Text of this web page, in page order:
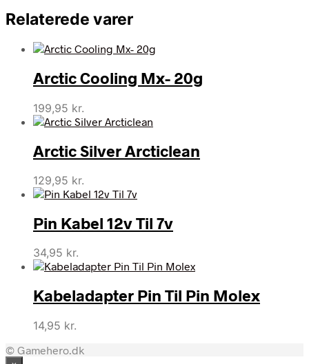
Relaterede varer
Arctic Cooling Mx- 20g
199,95 kr.
Arctic Silver Arcticlean
129,95 kr.
Pin Kabel 12v Til 7v
34,95 kr.
Kabeladapter Pin Til Pin Molex
14,95 kr.
© Gamehero.dk